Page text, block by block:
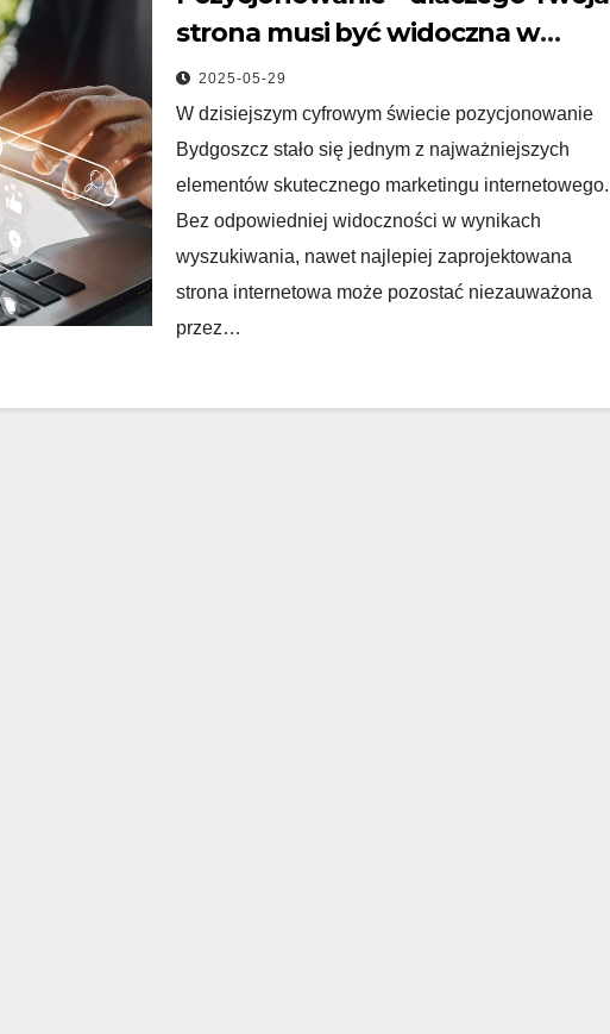
strona musi być widoczna w
Google
2025-05-29
W dzisiejszym cyfrowym świecie pozycjonowanie
Bydgoszcz stało się jednym z najważniejszych
elementów skutecznego marketingu internetowego.
Bez odpowiedniej widoczności w wynikach
wyszukiwania, nawet najlepiej zaprojektowana
strona internetowa może pozostać niezauważona
przez…